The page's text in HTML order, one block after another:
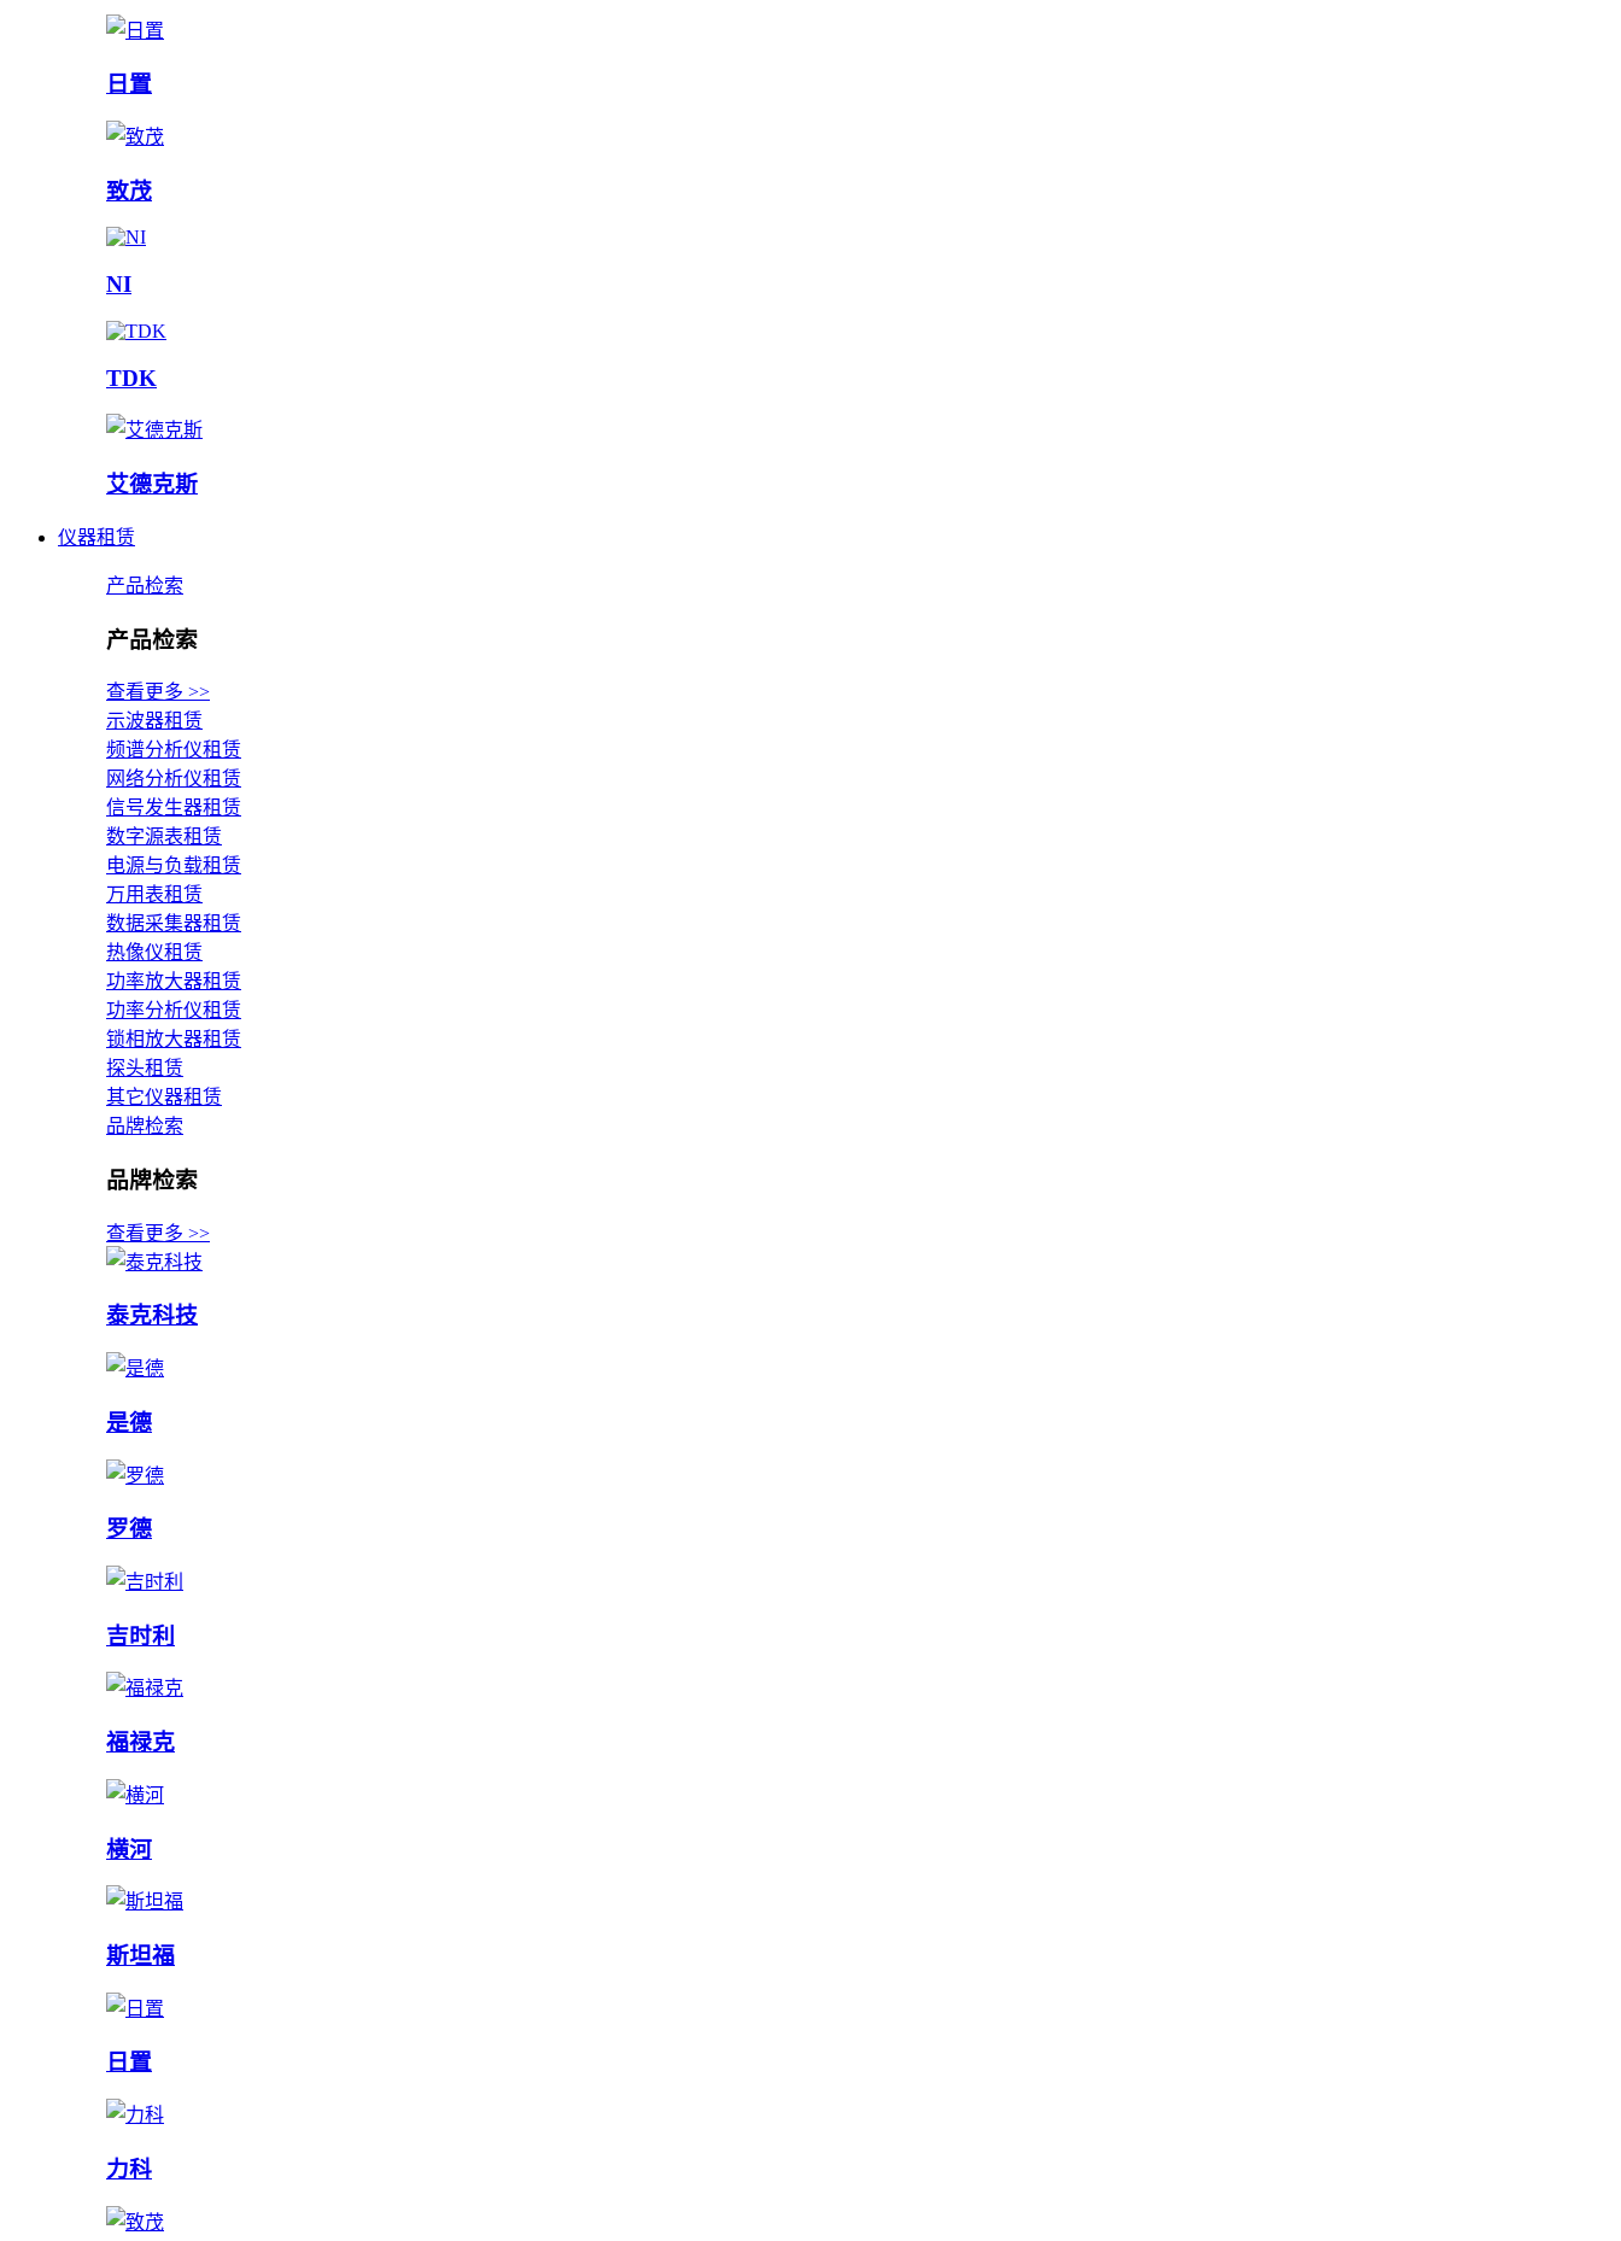
日置
致茂
NI
TDK
艾德克斯
仪器租赁
产品检索
产品检索
查看更多 >>
示波器租赁
频谱分析仪租赁
网络分析仪租赁
信号发生器租赁
数字源表租赁
电源与负载租赁
万用表租赁
数据采集器租赁
热像仪租赁
功率放大器租赁
功率分析仪租赁
锁相放大器租赁
探头租赁
其它仪器租赁
品牌检索
品牌检索
查看更多 >>
泰克科技
是德
罗德
吉时利
福禄克
横河
斯坦福
日置
力科